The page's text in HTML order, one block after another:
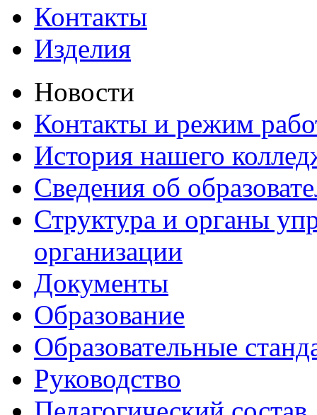
Контакты
Изделия
Новости
Контакты и режим
История нашего
Сведения об
Структура и органы
организации
Документы
Образование
Образовательные
Руководство